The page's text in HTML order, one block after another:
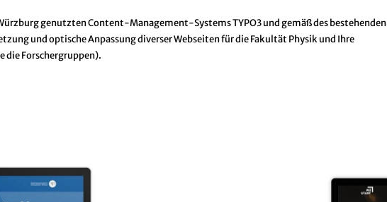
genutzten Content-Management-Systems TYPO3 und gemäß des bestehenden
und optische Anpassung diverser Webseiten für die Fakultät Physik und Ihre
die Forschergruppen).